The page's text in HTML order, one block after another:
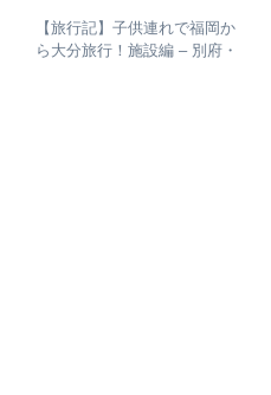
【旅行記】子供連れで福岡か
ら大分旅行！施設編 – 別府・